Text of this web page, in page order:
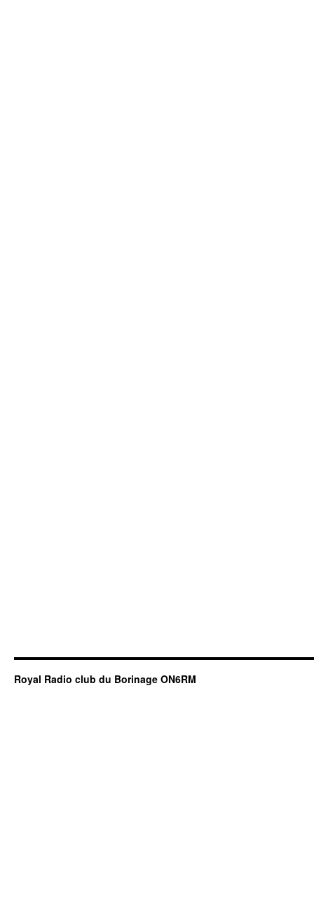
Royal Radio club du Borinage ON6RM